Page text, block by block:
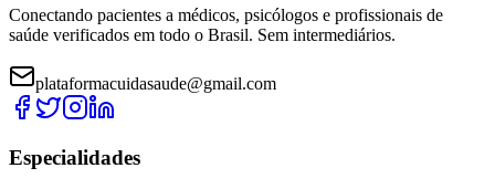
Conectando pacientes a médicos, psicólogos e profissionais de
saúde verificados em todo o Brasil. Sem intermediários.
plataformacuidasaude@gmail.com
Especialidades